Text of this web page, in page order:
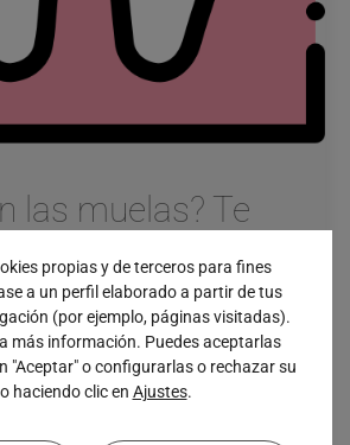
las muelas? Te
Dental,Higiene bucal,
6 junio, 2022
es más común de lo que
propias y de terceros para fines
a un perfil elaborado a partir de tus
(por ejemplo, páginas visitadas).
más información. Puedes aceptarlas
"Aceptar" o configurarlas o rechazar su
haciendo clic en Ajustes.